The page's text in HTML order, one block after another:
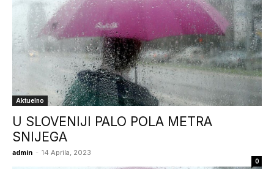
Aktuelno
U SLOVENIJI PALO POLA METRA
SNIJEGA
admin - 14 Aprila, 2023
0